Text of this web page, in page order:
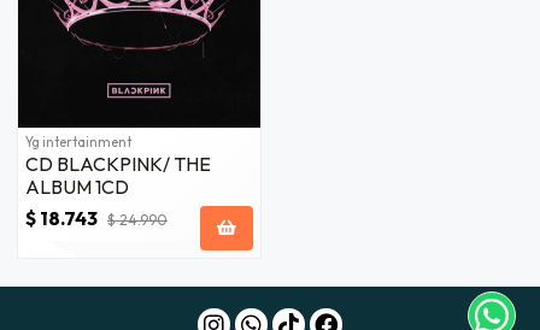
Yg intertainment
CD BLACKPINK/ THE
ALBUM 1CD
$ 18.743 $ 24.990